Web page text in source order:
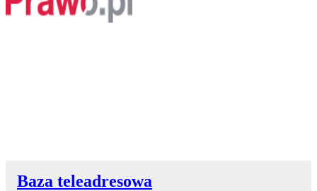
Baza teleadresowa